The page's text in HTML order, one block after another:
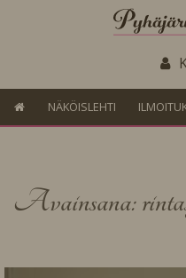
NÄKÖISLEHTI
Avainsana: